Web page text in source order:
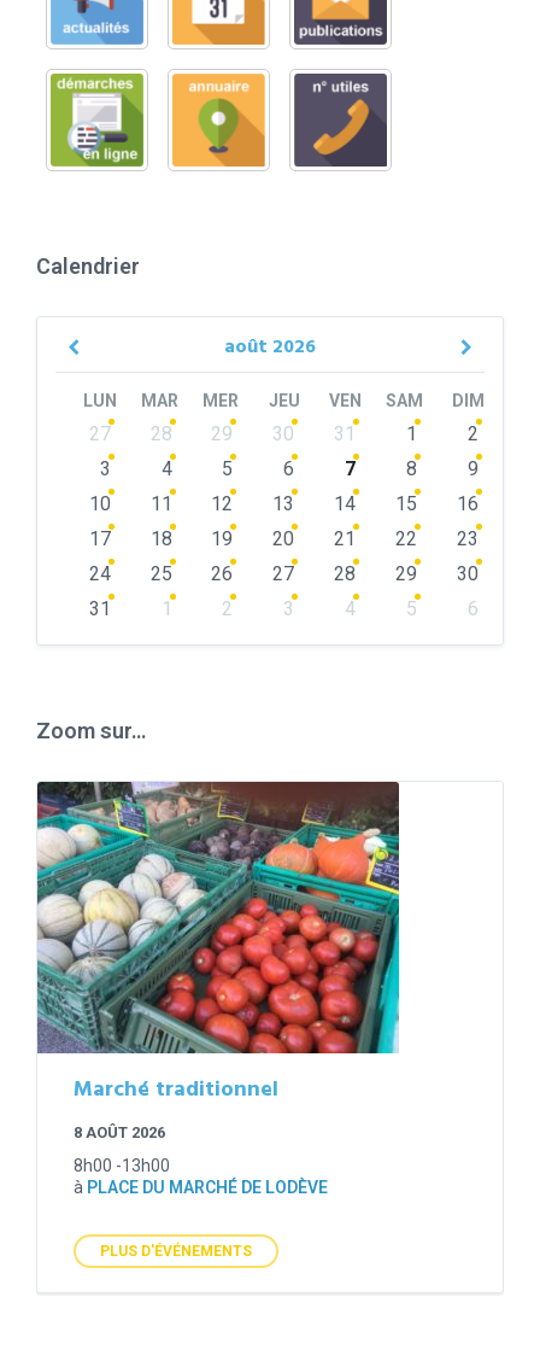
Calendrier
août 2026
Previous
LUN MAR MER JEU VEN SAM DIM
Skip
calendar
27 28 29 30 31 1
2
3
4 5 6 7 8
9
10
11 12 13 14 15
16
17
18 19 20 21 22
23
24
25 26 27 28 29
30
31
1 2 3 4 5
6
Zoom sur…
Marché traditionnel
8 AOÛT 2026
8h00 -13h00
à PLACE DU MARCHÉ DE LODÈVE
PLUS D'ÉVÉNEMENTS